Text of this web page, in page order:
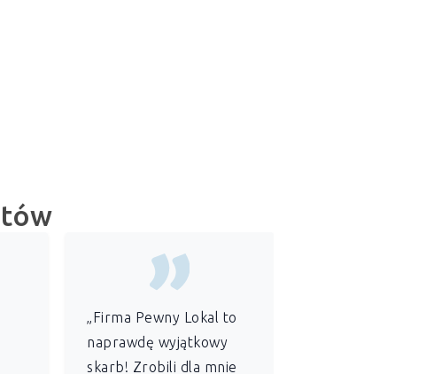
„Firma Pewny Lokal to
naprawdę wyjątkowy
skarb! Zrobili dla mnie